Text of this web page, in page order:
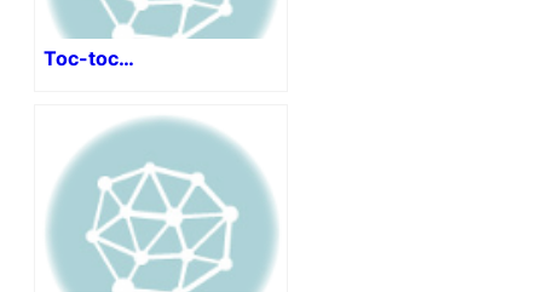
Toc-toc…